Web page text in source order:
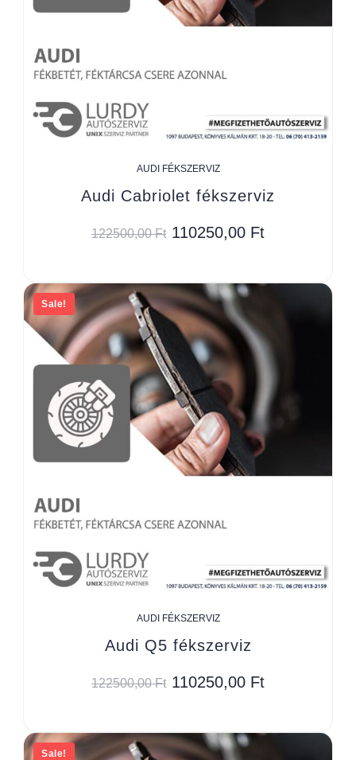
AUDI FÉKSZERVIZ
Audi Cabriolet fékszerviz
122500,00Ft 110250,00 Ft
Sale!
AUDI FÉKSZERVIZ
Audi Q5 fékszerviz
122500,00Ft 110250,00 Ft
Sale!